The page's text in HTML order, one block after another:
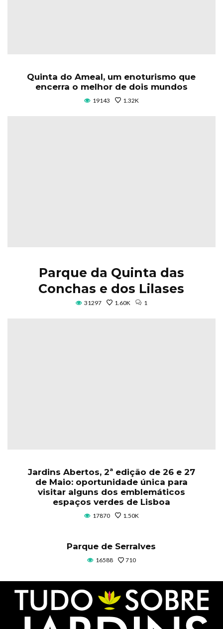
Quinta do Ameal, um enoturismo que
encerra o melhor de dois mundos
19143 1.32K
Parque da Quinta das
Conchas e dos Lilases
31297 1.60K 1
Jardins Abertos, 2ª edição de 26 e 27
de Maio: oportunidade única para
visitar alguns dos emblemáticos
espaços verdes de Lisboa
17870 1.50K
Parque de Serralves
16588 710